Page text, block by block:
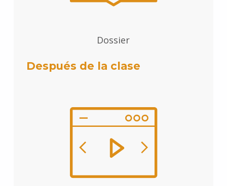
Dossier
Después de la clase